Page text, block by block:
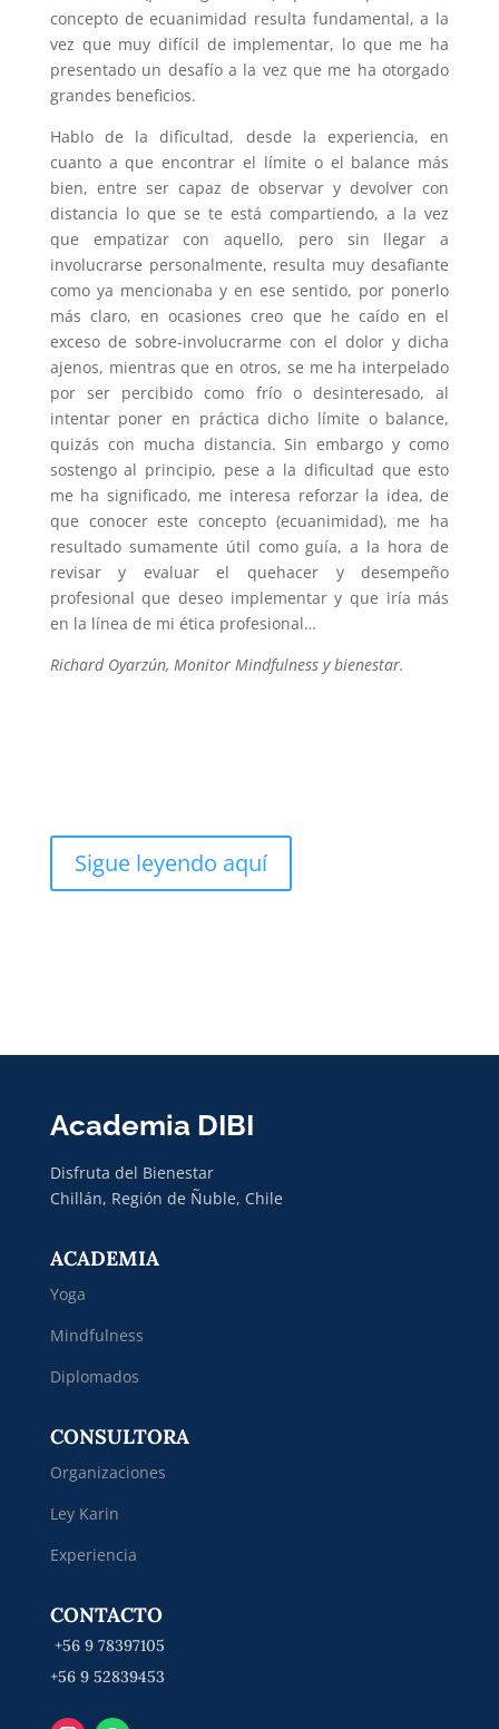
concepto de ecuanimidad resulta fundamental, a la
vez que muy difícil de implementar, lo que me ha
presentado un desafío a la vez que me ha otorgado
grandes beneficios.
Hablo de la dificultad, desde la experiencia, en
cuanto a que encontrar el límite o el balance más
bien, entre ser capaz de observar y devolver con
distancia lo que se te está compartiendo, a la vez
que empatizar con aquello, pero sin llegar a
involucrarse personalmente, resulta muy desafiante
como ya mencionaba y en ese sentido, por ponerlo
más claro, en ocasiones creo que he caído en el
exceso de sobre-involucrarme con el dolor y dicha
ajenos, mientras que en otros, se me ha interpelado
por ser percibido como frío o desinteresado, al
intentar poner en práctica dicho límite o balance,
quizás con mucha distancia. Sin embargo y como
sostengo al principio, pese a la dificultad que esto
me ha significado, me interesa reforzar la idea, de
que conocer este concepto (ecuanimidad), me ha
resultado sumamente útil como guía, a la hora de
revisar y evaluar el quehacer y desempeño
profesional que deseo implementar y que iría más
en la línea de mi ética profesional…
RichardOyarzún, Monitor Mindfulness y bienestar.
Sigue leyendo aquí
Academia DIBI
Disfruta del Bienestar
Chillán, Región de Ñuble, Chile
ACADEMIA
Yoga
Mindfulness
Diplomados
CONSULTORA
Organizaciones
Ley Karin
Experiencia
CONTACTO
+56 9 78397105
+56 9 52839453